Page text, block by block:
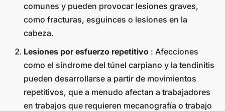
comunes y pueden provocar lesiones graves,
como fracturas, esguinces o lesiones en la
cabeza.
Lesiones por esfuerzo repetitivo : Afecciones
como el síndrome del túnel carpiano y la tendinitis
pueden desarrollarse a partir de movimientos
repetitivos, que a menudo afectan a trabajadores
en trabajos que requieren mecanografía o trabajo